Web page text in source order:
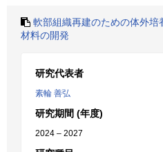
軟部組織再建のための体外
材料の開発
研究代表者
素輪 善弘
研究期間 (年度)
2024 – 2027